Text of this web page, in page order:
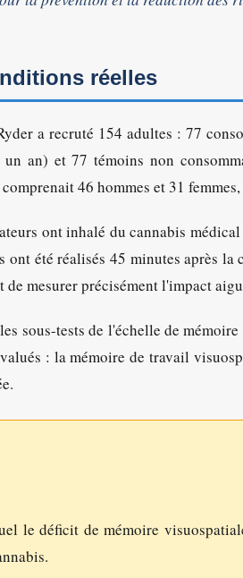
réelles
a recruté 154 adultes : 77
an) et 77 témoins non
46 hommes et 31
ont inhalé du cannabis
ont été réalisés 45 minutes après
mesurer précisément l'impact
sous-tests de l'échelle de
: la mémoire de travail
le déficit de mémoire